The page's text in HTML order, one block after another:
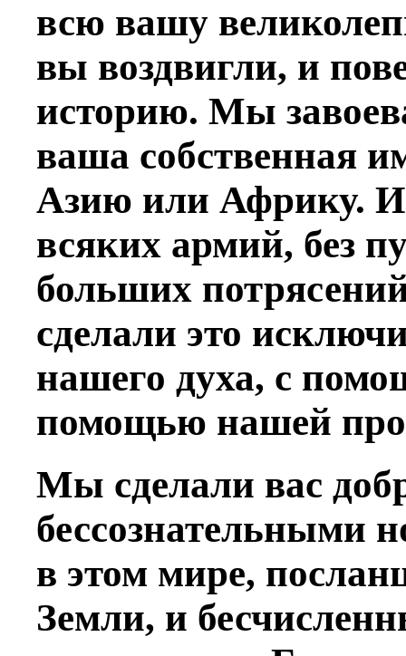
всю вашу
вы воздвигли, и
историю. Мы
ваша собственная
Азию или Африку. И
всяких армий, без
больших
сделали это
нашего духа, с
помощью нашей
Мы сделали вас
бессознательными
в этом мире,
Земли, и